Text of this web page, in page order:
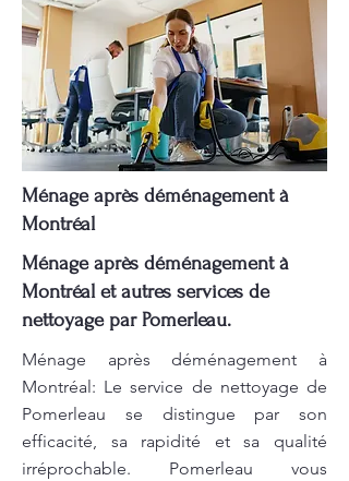
Ménage après déménagement à
Montréal
Ménage après déménagement à
Montréal et autres services de
nettoyage par Pomerleau.
Ménage après déménagement à
Montréal: Le service de nettoyage de
Pomerleau se distingue par son
efficacité, sa rapidité et sa qualité
irréprochable. Pomerleau vous